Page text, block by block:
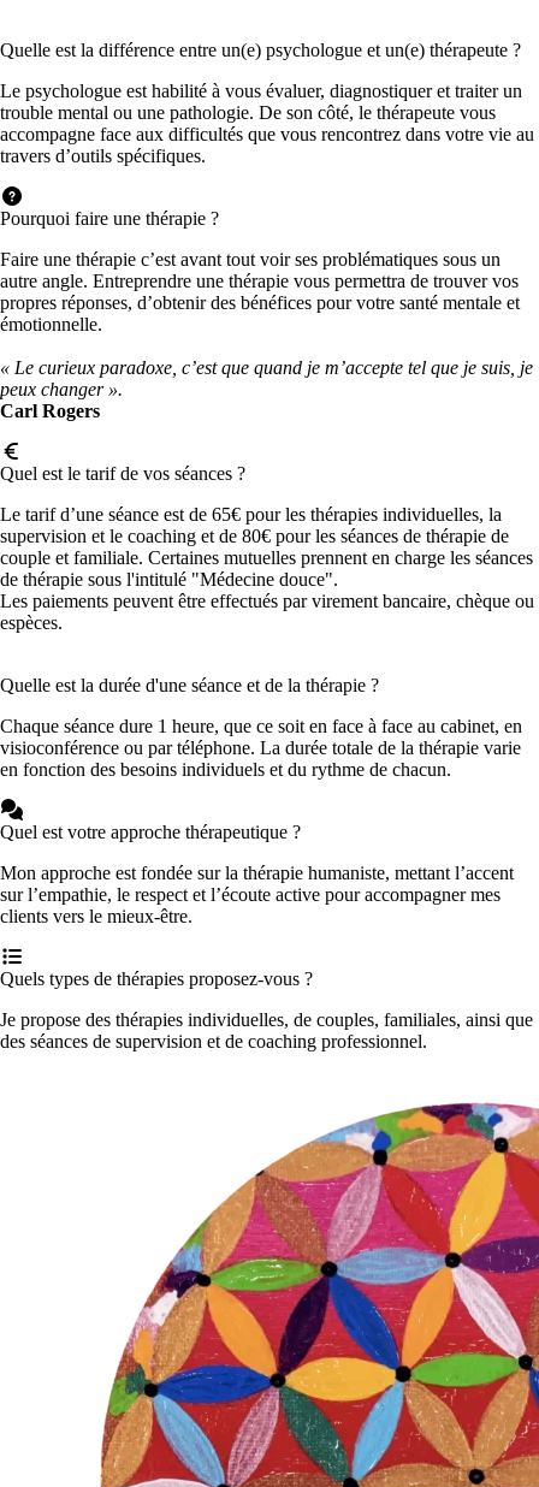
Quelle est la différence entre un(e) psychologue et un(e) thérapeute ?
Le psychologue est habilité à vous évaluer, diagnostiquer et traiter un
trouble mental ou une pathologie. De son côté, le thérapeute vous
accompagne face aux difficultés que vous rencontrez dans votre vie au
travers d’outils spécifiques.
Pourquoi faire une thérapie ?
Faire une thérapie c’est avant tout voir ses problématiques sous un
autre angle. Entreprendre une thérapie vous permettra de trouver vos
propres réponses, d’obtenir des bénéfices pour votre santé mentale et
émotionnelle.
« Le curieux paradoxe, c’est que quand je m’accepte tel que je suis, je
peux changer ».
Carl Rogers
Quel est le tarif de vos séances ?
Le tarif d’une séance est de 65€ pour les thérapies individuelles, la
supervision et le coaching et de 80€ pour les séances de thérapie de
couple et familiale. Certaines mutuelles prennent en charge les séances
de thérapie sous l'intitulé "Médecine douce".
Les paiements peuvent être effectués par virement bancaire, chèque ou
espèces.
Quelle est la durée d'une séance et de la thérapie ?
Chaque séance dure 1 heure, que ce soit en face à face au cabinet, en
visioconférence ou par téléphone. La durée totale de la thérapie varie
en fonction des besoins individuels et du rythme de chacun.
Quel est votre approche thérapeutique ?
Mon approche est fondée sur la thérapie humaniste, mettant l’accent
sur l’empathie, le respect et l’écoute active pour accompagner mes
clients vers le mieux-être.
Quels types de thérapies proposez-vous ?
Je propose des thérapies individuelles, de couples, familiales, ainsi que
des séances de supervision et de coaching professionnel.